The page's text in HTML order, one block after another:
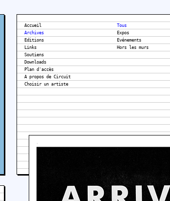
Accueil
Archives
Editions
Links
Soutiens
Downloads
Plan d'accès
A propos de Circuit
Tous
Expos
Evénements
Hors les murs